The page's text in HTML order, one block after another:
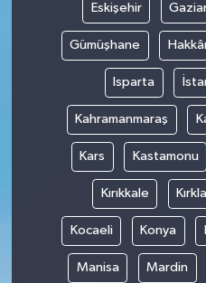
Eskişehir
Gümüşhane
Isparta
Kahramanmaraş
Kars Kastamonu
Kırıkkale
Kocaeli Konya
Manisa Mardin